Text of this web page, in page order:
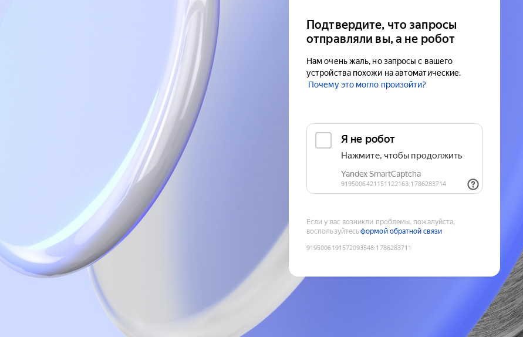
Подтвердите, что запросы
отправляли вы, а не робот
Нам очень жаль, но запросы с вашего
устройства похожи на автоматические.
Почему это могло произойти?
Если у вас возникли проблемы, пожалуйста,
воспользуйтесьформой обратной связи
9195006191572093548:1786283711